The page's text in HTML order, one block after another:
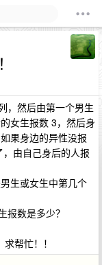
，然后由第一个男生
女生报数 3，然后身
果身边的异性没报
由自己身后的人报
生或女生中第几个
报数是多少？
帮忙！！